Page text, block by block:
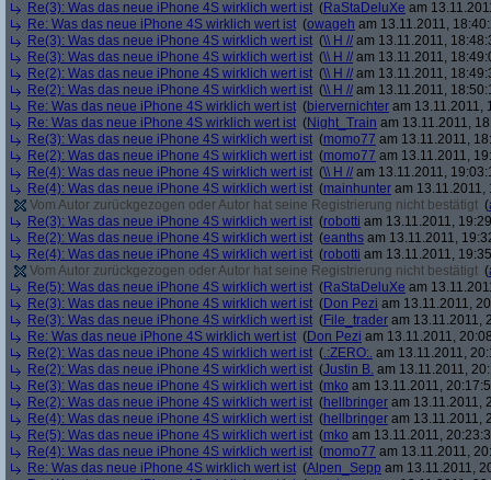
Re(3): Was das neue iPhone 4S wirklich wert ist (RaStaDeluXe am
Re: Was das neue iPhone 4S wirklich wert ist (owageh am 13.11.2011,
Re(3): Was das neue iPhone 4S wirklich wert ist (\\ H // am 13.11.2011,
Re(3): Was das neue iPhone 4S wirklich wert ist (\\ H // am 13.11.2011,
Re(2): Was das neue iPhone 4S wirklich wert ist (\\ H // am 13.11.2011,
Re(2): Was das neue iPhone 4S wirklich wert ist (\\ H // am 13.11.2011,
Re: Was das neue iPhone 4S wirklich wert ist (biervernichter am 13.11.2011,
Re: Was das neue iPhone 4S wirklich wert ist (Night_Train am 13.11.2011,
Re(3): Was das neue iPhone 4S wirklich wert ist (momo77 am 13.11.2011,
Re(2): Was das neue iPhone 4S wirklich wert ist (momo77 am 13.11.2011,
Re(4): Was das neue iPhone 4S wirklich wert ist (\\ H // am 13.11.2011,
Re(4): Was das neue iPhone 4S wirklich wert ist (mainhunter am 13.11.2011,
Vom Autor zurückgezogen oder Autor hat seine Registrierung nicht bestätigt (
Re(3): Was das neue iPhone 4S wirklich wert ist (robotti am 13.11.2011,
Re(2): Was das neue iPhone 4S wirklich wert ist (eanths am 13.11.2011,
Re(4): Was das neue iPhone 4S wirklich wert ist (robotti am 13.11.2011,
Vom Autor zurückgezogen oder Autor hat seine Registrierung nicht bestätigt (
Re(5): Was das neue iPhone 4S wirklich wert ist (RaStaDeluXe am
Re(3): Was das neue iPhone 4S wirklich wert ist (Don Pezi am 13.11.2011,
Re(3): Was das neue iPhone 4S wirklich wert ist (File_trader am 13.11.2011,
Re: Was das neue iPhone 4S wirklich wert ist (Don Pezi am 13.11.2011,
Re(2): Was das neue iPhone 4S wirklich wert ist (.:ZERO:. am 13.11.2011,
Re(2): Was das neue iPhone 4S wirklich wert ist (Justin B. am 13.11.2011,
Re(3): Was das neue iPhone 4S wirklich wert ist (mko am 13.11.2011,
Re(2): Was das neue iPhone 4S wirklich wert ist (hellbringer am 13.11.2011,
Re(4): Was das neue iPhone 4S wirklich wert ist (hellbringer am 13.11.2011,
Re(5): Was das neue iPhone 4S wirklich wert ist (mko am 13.11.2011,
Re(4): Was das neue iPhone 4S wirklich wert ist (momo77 am 13.11.2011,
Re: Was das neue iPhone 4S wirklich wert ist (Alpen_Sepp am 13.11.2011,